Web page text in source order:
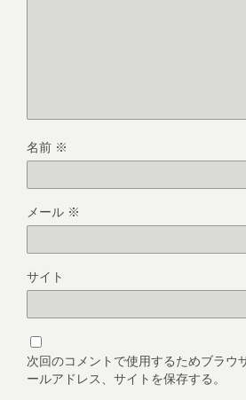
名前 ※
メール ※
サイト
次回のコメントで使用するためブラウ
ールアドレス、サイトを保存する。